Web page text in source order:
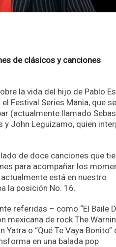
de clásicos y canciones
la vida del hijo de Pablo
Festival Series Mania, que se
(actualmente llamado
y John Leguizamo, quien
de doce canciones que
para acompañar los
está en nuestro
la posición No. 16.
referidas – como “El Baile
mexicana de rock The
Yatra o “Qué Te Vaya Bonito”
en una balada pop